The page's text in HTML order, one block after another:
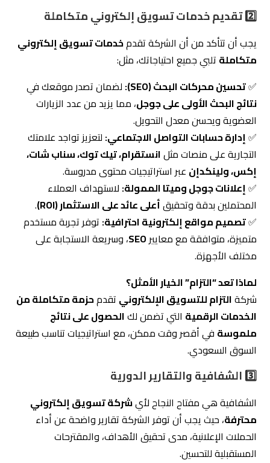
2️⃣ تقديم خدمات تسويق إلكتروني متكاملة
يجب أن تتأكد من أن الشركة تقدمخدمات تسويق إلكتروني
متكاملة تلبي جميع احتياجاتك، مثل:
✅تحسين محركات البحث (SEO):
لضمان تصدر موقعك في
نتائج البحث الأولى على جوجل، مما يزيد من عدد الزيارات
العضوية ويحسن معدل التحويل.
✅ إدارة حسابات التواصل الاجتماعي: لتعزيز تواجد علامتك
التجارية على منصات مثلانستقرام، تيك توك، سناب شات،
إكس، ولينكدإن عبر استراتيجيات محتوى مدروسة.
✅ إعلانات جوجل وميتا الممولة: لاستهداف العملاء
المحتملين بدقة وتحقيقأعلى عائد على الاستثمار (ROI)
.
✅تصميم مواقع إلكترونية احترافية: توفر تجربة مستخدم
متميزة، متوافقة مع معاييرSEO، وسريعة الاستجابة على
مختلف الأجهزة.
لماذا تعد “التزام” الخيار الأمثل؟
شركةالتزام للتسويق الإلكتروني تقدمحزمة متكاملة من
الخدمات الرقمية التي تضمن لكالحصول على نتائج
ملموسة في أقصر وقت ممكن، مع استراتيجيات تناسب طبيعة
السوق السعودي.
3️⃣ الشفافية والتقارير الدورية
الشفافية هي مفتاح النجاح لأيشركة تسويق إلكتروني
محترفة، حيث يجب أن توفر الشركة تقارير واضحة عن أداء
الحملات الإعلانية، مدى تحقيق الأهداف، والمقترحات
المستقبلية للتحسين.